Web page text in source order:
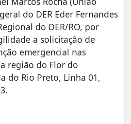
do DER Eder Fernandes
do DER/RO, por
a solicitação de
emergencial nas
região do Flor do
do Rio Preto, Linha 01,